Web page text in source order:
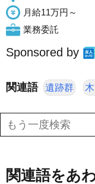
月給11万円～
業務委託
Sponsored by
関連語 遺跡群
関連語をあ